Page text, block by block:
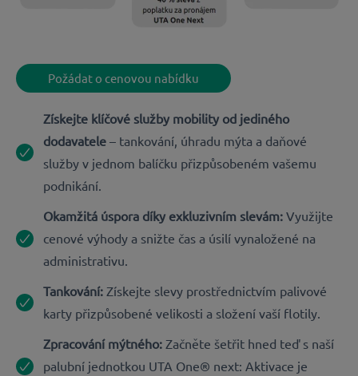
Požádat o cenovou nabídku
Získejte klíčové služby mobility od jediného
dodavatele – tankování, úhradu mýta a daňové
služby v jednom balíčku přizpůsobeném vašemu
podnikání.
Okamžitá úspora díky exkluzivním slevám: Využijte
cenové výhody a snižte čas a úsilí vynaložené na
administrativu.
Tankování: Získejte slevy prostřednictvím palivové
karty přizpůsobené velikosti a složení vaší flotily.
Zpracování mýtného: Začněte šetřit hned teď s naší
palubní jednotkou UTA One® next: Aktivace je